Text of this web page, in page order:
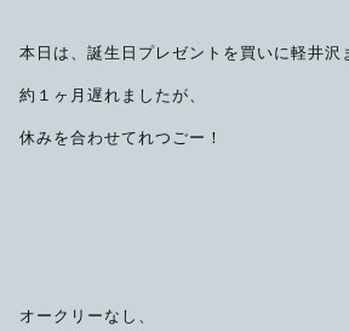
本日は、誕生日プレゼントを買いに軽井沢
約１ヶ月遅れましたが、
休みを合わせてれつごー！
オークリーなし、
アクセサリー
並び順